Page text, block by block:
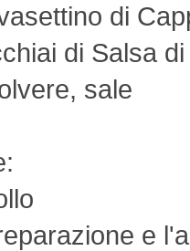
di
di Salsa
sale
e